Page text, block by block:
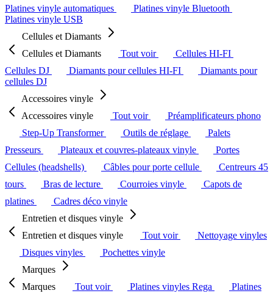
Platines vinyle automatiques
Platines vinyle Bluetooth
Platines vinyle USB
Cellules et Diamants
Cellules et Diamants
Tout voir
Cellules HI-FI
Cellules DJ
Diamants pour cellules HI-FI
Diamants pour
cellules DJ
Accessoires vinyle
Accessoires vinyle
Tout voir
Préamplificateurs phono
Step-Up Transformer
Outils de réglage
Palets
Presseurs
Plateaux et couvres-plateaux vinyle
Portes
Cellules (headshells)
Câbles pour porte cellule
Centreurs 45
tours
Bras de lecture Courroies vinyle
Capots de
platines
Cadres déco vinyle
Entretien et disques vinyle
Entretien et disques vinyle
Tout voir
Nettoyage vinyles
Disques vinyles
Pochettes vinyle
Marques
Marques
Tout voir Platines vinyles Rega
Platines